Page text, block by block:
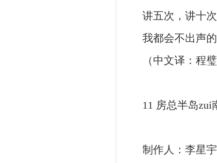
讲五次，讲十
我都会不出声
（中文译：程
11 房总半岛zui
制作人：李星宇